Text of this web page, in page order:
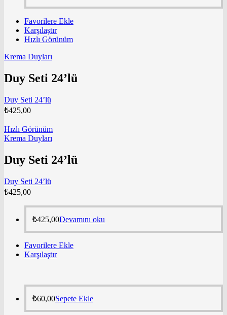
Favorilere Ekle
Karşılaştır
Hızlı Görünüm
Krema Duyları
Duy Seti 24’lü
Duy Seti 24’lü
₺425,00
Hızlı Görünüm
Krema Duyları
Duy Seti 24’lü
Duy Seti 24’lü
₺425,00
₺425,00Devamını oku
Favorilere Ekle
Karşılaştır
₺60,00Sepete Ekle